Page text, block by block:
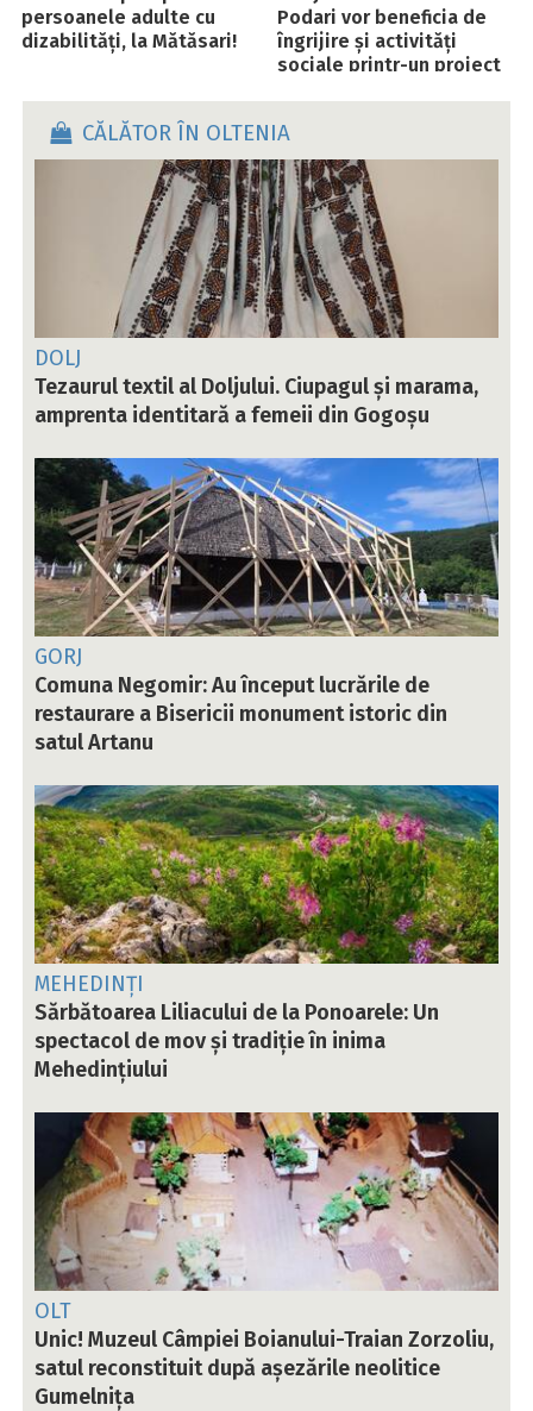
persoanele adulte cu
dizabilități, la Mătăsari!
Podari vor beneficia de
îngrijire și activități
sociale printr-un proiect
CĂLĂTOR ÎN OLTENIA
DOLJ
Tezaurul textil al Doljului. Ciupagul și marama,
amprenta identitară a femeii din Gogoșu
GORJ
Comuna Negomir: Au început lucrările de
restaurare a Bisericii monument istoric din
satul Artanu
MEHEDINȚI
Sărbătoarea Liliacului de la Ponoarele: Un
spectacol de mov și tradiție în inima
Mehedințiului
OLT
Unic! Muzeul Câmpiei Boianului-Traian Zorzoliu,
satul reconstituit după așezările neolitice
Gumelnița